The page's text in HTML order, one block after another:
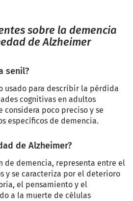
sobre la demencia
de Alzheimer
senil?
usado para describir la pérdida
cognitivas en adultos
considera poco preciso y se
específicos de demencia.
de Alzheimer?
de demencia, representa entre el
y se caracteriza por el deterioro
el pensamiento y el
a la muerte de células